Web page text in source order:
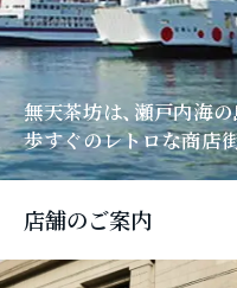
無天茶坊は、瀬戸内海
歩すぐのレトロな商店
店舗のご案内